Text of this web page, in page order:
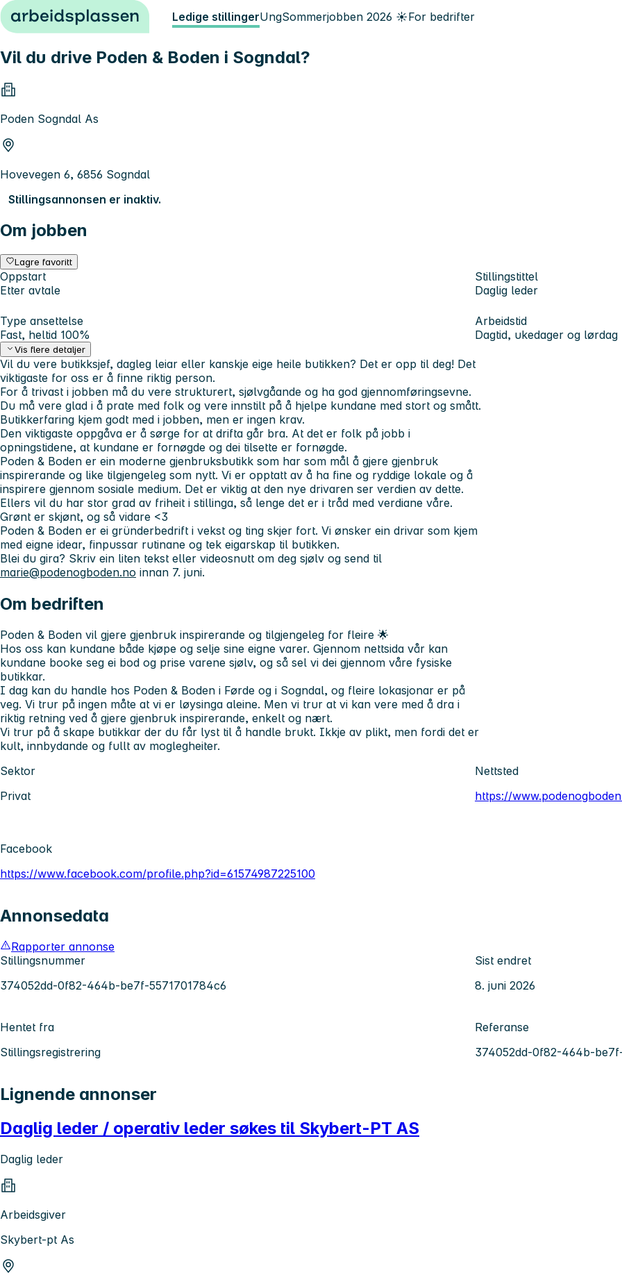
Hopp til innhold Ledige stillingerUngSommerjobben 2026 ☀️For bedrifter
Vil du drive Poden & Boden i Sogndal?
Poden Sogndal As
Hovevegen 6, 6856 Sogndal
Stillingsannonsen er inaktiv.
Om jobben
Lagre favoritt
Oppstart
Etter avtale
Stillingstittel
Daglig leder
Type ansettelse
Fast, heltid 100%
Arbeidstid
Dagtid, ukedager og lørdag
Vis flere detaljer
Vil du vere butikksjef, dagleg leiar eller kanskje eige heile butikken? Det er opp til deg! Det
viktigaste for oss er å finne riktig person.
For å trivast i jobben må du vere strukturert, sjølvgåande og ha god gjennomføringsevne.
Du må vere glad i å prate med folk og vere innstilt på å hjelpe kundane med stort og smått.
Butikkerfaring kjem godt med i jobben, men er ingen krav.
Den viktigaste oppgåva er å sørge for at drifta går bra. At det er folk på jobb i
opningstidene, at kundane er fornøgde og dei tilsette er fornøgde.
Poden & Boden er ein moderne gjenbruksbutikk som har som mål å gjere gjenbruk
inspirerande og like tilgjengeleg som nytt. Vi er opptatt av å ha fine og ryddige lokale og å
inspirere gjennom sosiale medium. Det er viktig at den nye drivaren ser verdien av dette.
Ellers vil du har stor grad av friheit i stillinga, så lenge det er i tråd med verdiane våre.
Grønt er skjønt, og så vidare <3
Poden & Boden er ei gründerbedrift i vekst og ting skjer fort. Vi ønsker ein drivar som kjem
med eigne idear, finpussar rutinane og tek eigarskap til butikken.
Blei du gira? Skriv ein liten tekst eller videosnutt om deg sjølv og send til
marie@podenogboden.no innan 7. juni.
Om bedriften
Poden & Boden vil gjere gjenbruk inspirerande og tilgjengeleg for fleire 🌟
Hos oss kan kundane både kjøpe og selje sine eigne varer. Gjennom nettsida vår kan
kundane booke seg ei bod og prise varene sjølv, og så sel vi dei gjennom våre fysiske
butikkar.
I dag kan du handle hos Poden & Boden i Førde og i Sogndal, og fleire lokasjonar er på
veg. Vi trur på ingen måte at vi er løysinga aleine. Men vi trur at vi kan vere med å dra i
riktig retning ved å gjere gjenbruk inspirerande, enkelt og nært.
Vi trur på å skape butikkar der du får lyst til å handle brukt. Ikkje av plikt, men fordi det er
kult, innbydande og fullt av moglegheiter.
Sektor
Privat
Nettsted
https://
Facebook
https://www.facebook.com/profile.php?id=61574987225100
Annonsedata
Rapporter annonse
Stillingsnummer
374052dd-0f82-464b-be7f-5571701784c6
Sist endret
8. juni 2026
Hentet fra
Stillingsregistrering
Referanse
374052dd-0f82-464b-
Lignende annonser
Daglig leder / operativ leder søkes til Skybert-PT AS
Daglig leder
Arbeidsgiver
Skybert-pt As